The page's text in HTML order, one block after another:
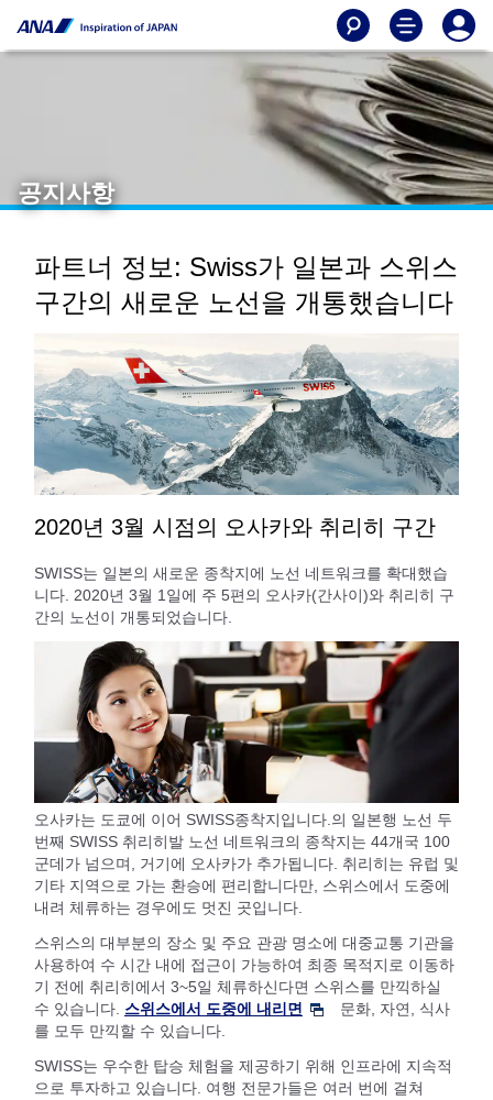
공지사항
파트너 정보: Swiss가 일본과 스위스
구간의 새로운 노선을 개통했습니다
2020년 3월 시점의 오사카와 취리히 구간
SWISS는 일본의 새로운 종착지에 노선 네트워크를 확대했습
니다. 2020년 3월 1일에 주 5편의 오사카(간사이)와 취리히 구
간의 노선이 개통되었습니다.
오사카는 도쿄에 이어 SWISS종착지입니다.의 일본행 노선 두
번째 SWISS 취리히발 노선 네트워크의 종착지는 44개국 100
군데가 넘으며, 거기에 오사카가 추가됩니다. 취리히는 유럽 및
기타 지역으로 가는 환승에 편리합니다만, 스위스에서 도중에
내려 체류하는 경우에도 멋진 곳입니다.
스위스의 대부분의 장소 및 주요 관광 명소에 대중교통 기관을
사용하여 수 시간 내에 접근이 가능하여 최종 목적지로 이동하
기 전에 취리히에서 3~5일 체류하신다면 스위스를 만끽하실
수 있습니다. 스위스에서 도중에 내리면
문화, 자연, 식사
를 모두 만끽할 수 있습니다.
SWISS는 우수한 탑승 체험을 제공하기 위해 인프라에 지속적
으로 투자하고 있습니다. 여행 전문가들은 여러 번에 걸쳐